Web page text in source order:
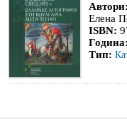
Елена
ISBN:
Тип: